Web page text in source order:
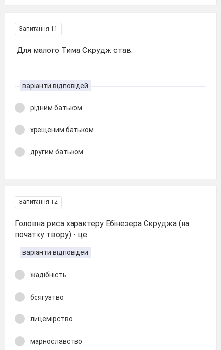
Запитання 11
Для малого Тима Скрудж став:
варіанти відповідей
рідним батьком
хрещеним батьком
другим батьком
Запитання 12
Головна риса характеру Ебінезера Скруджа (на
початку твору) - це
варіанти відповідей
жадібність
боягузтво
лицемірство
марнославство